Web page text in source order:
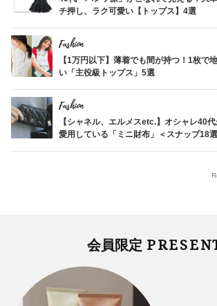
チ押し、ラク可愛い【トップス】4選
Fashion
【1万円以下】薄着でも間が持つ！1枚で
い「主役級トップス」5選
Fashion
【シャネル、エルメスetc.】オシャレ40
愛用している「ミニ財布」＜スナップ18
会員限定